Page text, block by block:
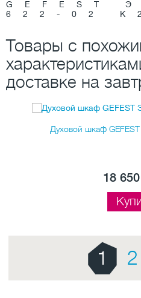
Товары с
доставке на
Духовой шкаф
18
1 2